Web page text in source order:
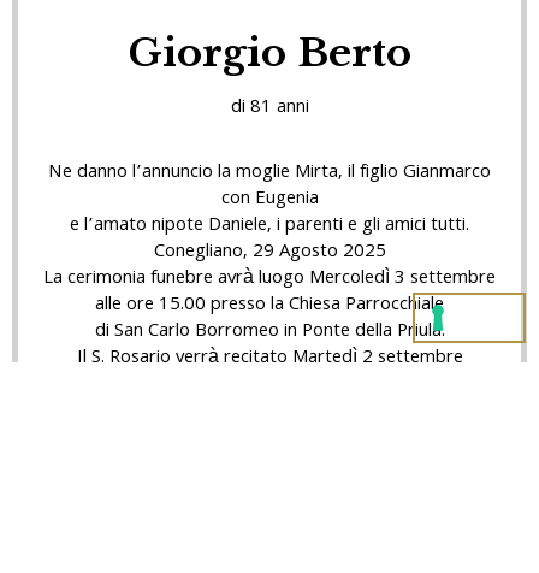
Giorgio Berto
di 81 anni
Ne danno l’annuncio la moglie Mirta, il figlio Gianmarco
con Eugenia
e l’amato nipote Daniele, i parenti e gli amici tutti.
Conegliano, 29 Agosto 2025
La cerimonia funebre avrà luogo Mercoledì 3 settembre
alle ore 15.00 presso la Chiesa Parrocchiale
di San Carlo Borromeo in Ponte della Priula.
Il S. Rosario verrà recitato Martedì 2 settembre